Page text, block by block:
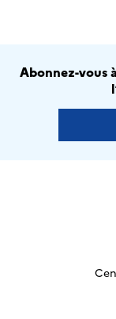
Abonnez-vous